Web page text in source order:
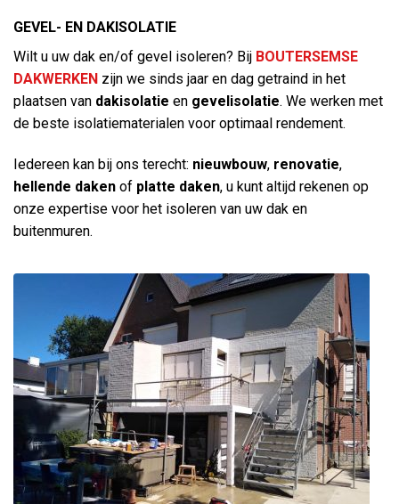
GEVEL- EN DAKISOLATIE
Wilt u uw dak en/of gevel isoleren? Bij BOUTERSEMSE
DAKWERKEN zijn we sinds jaar en dag getraind in het
plaatsen van dakisolatie en gevelisolatie. We werken met
de beste isolatiematerialen voor optimaal rendement.
Iedereen kan bij ons terecht: nieuwbouw, renovatie,
hellende daken of platte daken, u kunt altijd rekenen op
onze expertise voor het isoleren van uw dak en
buitenmuren.